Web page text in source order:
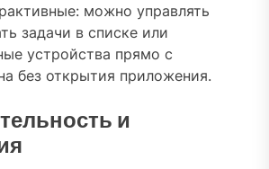
можно управлять
задачи в списке или
устройства прямо с
без открытия приложения.
и